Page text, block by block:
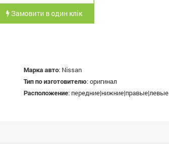
Замовити в один клік
Марка авто: Nissan
Тип по изготовителю:оригинал
Расположение: передние|нижние|правые|левые